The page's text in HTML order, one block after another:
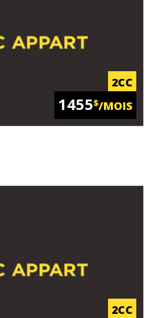
2CC
1455$/MOIS
2CC